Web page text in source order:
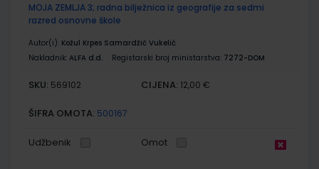
MOJA ZEMLJA 3; radna bilježnica iz geografije za sedmi
razred osnovne škole
Autor(i): Kožul Krpes Samardžić Vukelić
Nakladnik: ALFA d.d. Registarski broj ministarstva: 7272-DOM
SKU: 569102 CIJENA: 12,00 €
ŠIFRA OMOTA: 500167
Udžbenik Omot